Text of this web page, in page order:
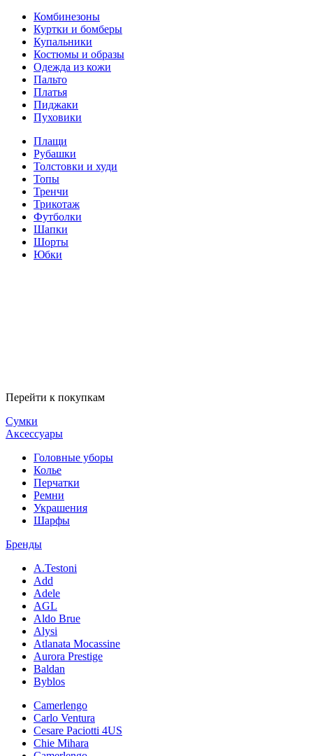
Комбинезоны
Куртки и бомберы
Купальники
Костюмы и образы
Одежда из кожи
Пальто
Платья
Пиджаки
Пуховики
Плащи
Рубашки
Толстовки и худи
Топы
Тренчи
Трикотаж
Футболки
Шапки
Шорты
Юбки
Перейти к покупкам
Сумки
Аксессуары
Головные уборы
Колье
Перчатки
Ремни
Украшения
Шарфы
Бренды
A.Testoni
Add
Adele
AGL
Aldo Brue
Alysi
Atlanata Mocassine
Aurora Prestige
Baldan
Byblos
Camerlengo
Carlo Ventura
Cesare Paciotti 4US
Chie Mihara